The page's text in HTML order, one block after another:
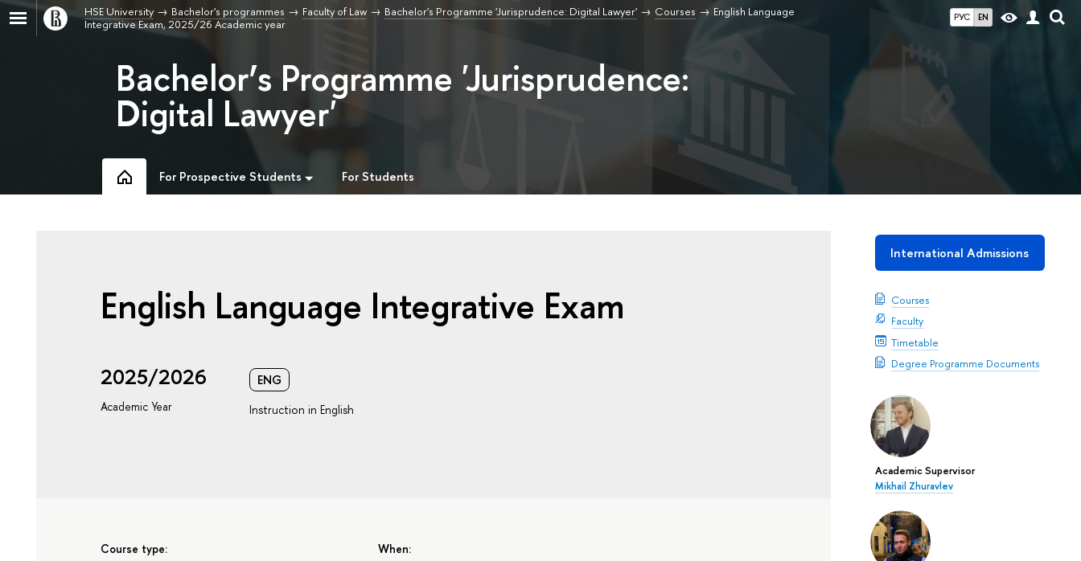
РУС EN
HSE University Bachelor's programmes Faculty of Law Bachelor's Programme 'Jurisprudence: Digital Lawyer' Courses
English Language
Integrative Exam, 2025/26 Academic year
Bachelor’s Programme 'Jurisprudence:
Digital Lawyer'
For Prospective Students For Students
International Admissions
Courses
Faculty
Timetable
Degree Programme Documents
Academic Supervisor
Mikhail Zhuravlev
English Language Integrative Exam
2025/2026
Academic Year
ENG
Instruction in English
Course type:
When: